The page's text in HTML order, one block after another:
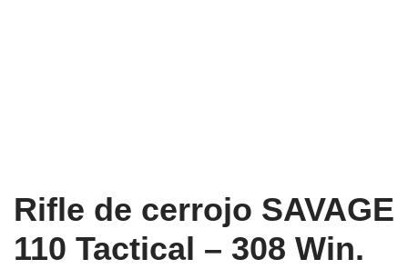
Rifle de cerrojo SAVAGE
110 Tactical – 308 Win.